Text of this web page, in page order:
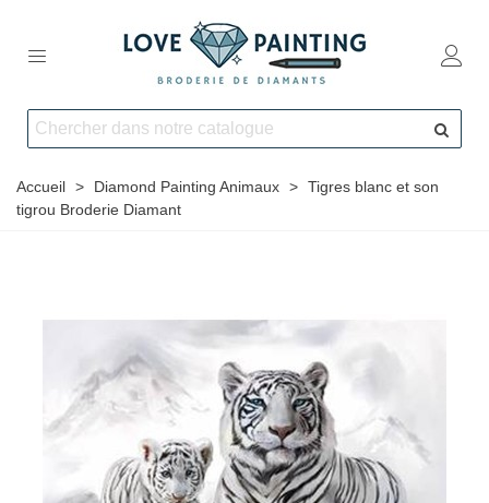
Accueil > Diamond Painting Animaux > Tigres blanc et son
tigrou Broderie Diamant